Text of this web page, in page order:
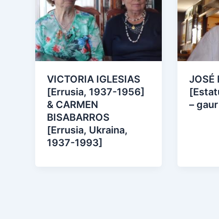
VICTORIA IGLESIAS
[Errusia, 1937-1956]
& CARMEN
BISABARROS
[Errusia, Ukraina,
1937-1993]
JOSÉ
–